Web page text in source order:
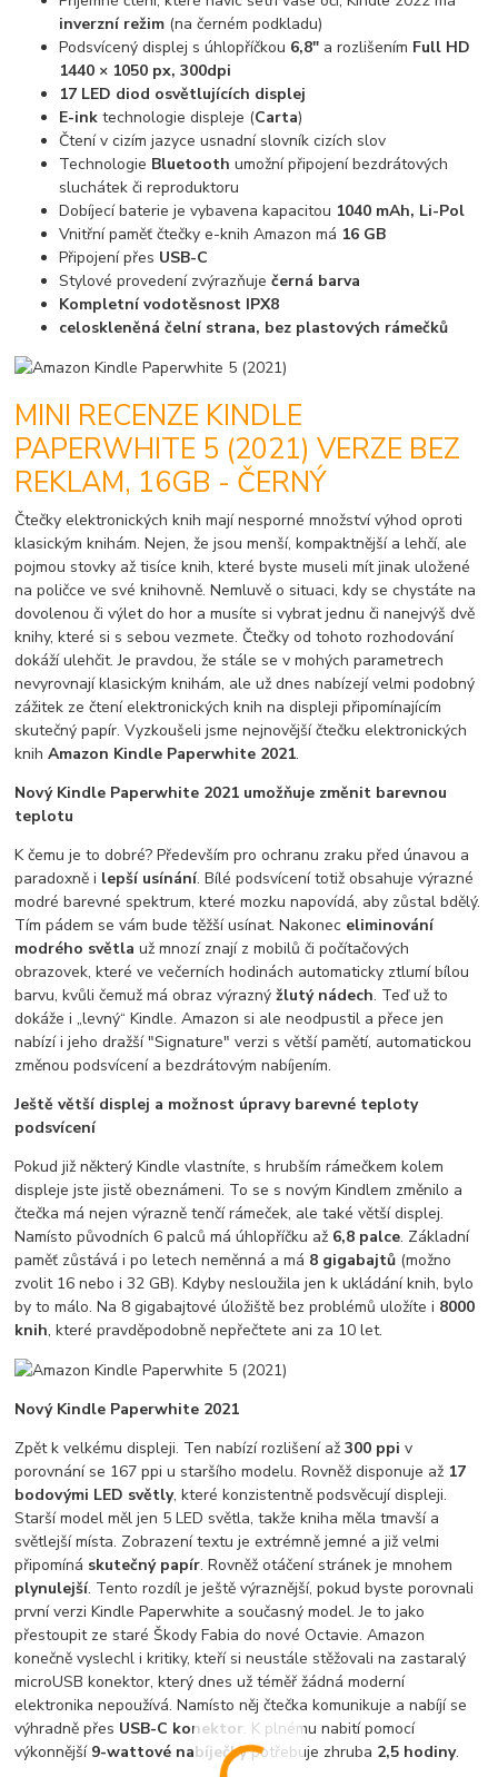
inverzní režim (na černém podkladu)
Podsvícený displej s úhlopříčkou 6,8" a rozlišením Full HD
1440 × 1050 px, 300dpi
17 LED diod osvětlujících displej
E-ink technologie displeje (Carta)
Čtení v cizím jazyce usnadní slovník cizích slov
Technologie Bluetoothumožní připojení bezdrátových
sluchátek či reproduktoru
Dobíjecí baterie je vybavena kapacitou 1040 mAh, Li-Pol
Vnitřní paměť čtečky e-knih Amazon má 16 GB
Připojení přes USB-C
Stylové provedení zvýrazňuječerná barva
Kompletní vodotěsnost IPX8
celoskleněná čelní strana, bez plastových rámečků
MINI RECENZE KINDLE
PAPERWHITE 5 (2021) VERZE BEZ
REKLAM, 16GB - ČERNÝ
Čtečky elektronických knih mají nesporné množství výhod oproti
klasickým knihám. Nejen, že jsou menší, kompaktnější a lehčí, ale
pojmou stovky až tisíce knih, které byste museli mít jinak uložené
na poličce ve své knihovně. Nemluvě o situaci, kdy se chystáte na
dovolenou či výlet do hor a musíte si vybrat jednu či nanejvýš dvě
knihy, které si s sebou vezmete. Čtečky od tohoto rozhodování
dokáží ulehčit. Je pravdou, že stále se v mohých parametrech
nevyrovnají klasickým knihám, ale už dnes nabízejí velmi podobný
zážitek ze čtení elektronických knih na displeji připomínajícím
skutečný papír. Vyzkoušeli jsme nejnovější čtečku elektronických
knihAmazon Kindle Paperwhite 2021.
Nový Kindle Paperwhite 2021 umožňuje změnit barevnou
teplotu
K čemu je to dobré? Především pro ochranu zraku před únavou a
paradoxně i lepší usínání. Bílé podsvícení totiž obsahuje výrazné
modré barevné spektrum, které mozku napovídá, aby zůstal bdělý.
Tím pádem se vám bude těžší usínat. Nakonec eliminování
modrého světlauž mnozí znají z mobilů či počítačových
obrazovek, které ve večerních hodinách automaticky ztlumí bílou
barvu, kvůli čemuž má obraz výraznýžlutý nádech. Teď už to
dokáže i „levný“ Kindle. Amazon si ale neodpustil a přece jen
nabízí i jeho dražší "Signature" verzi s větší pamětí, automatickou
změnou podsvícení a bezdrátovým nabíjením.
Ještě větší displej a možnost úpravy barevné teploty
podsvícení
Pokud již některý Kindle vlastníte, s hrubším rámečkem kolem
displeje jste jistě obeznámeni. To se s novým Kindlem změnilo a
čtečka má nejen výrazně tenčí rámeček, ale také větší displej.
Namísto původních 6 palců má úhlopříčku až 6,8 palce. Základní
paměť zůstává i po letech neměnná a má 8 gigabajtů (možno
zvolit 16 nebo i 32 GB). Kdyby nesloužila jen k ukládání knih, bylo
by to málo. Na 8 gigabajtové úložiště bez problémů uložíte i 8000
knih, které pravděpodobně nepřečtete ani za 10 let.
Nový Kindle Paperwhite 2021
Zpět k velkému displeji. Ten nabízí rozlišení až300 ppi v
porovnání se 167 ppi u staršího modelu. Rovněž disponuje až 17
bodovými LED světly, které konzistentně podsvěcují displeji.
Starší model měl jen 5 LED světla, takže kniha měla tmavší a
světlejší místa. Zobrazení textu je extrémně jemné a již velmi
připomíná skutečný papír. Rovněž otáčení stránek je mnohem
plynulejší. Tento rozdíl je ještě výraznější, pokud byste porovnali
první verzi Kindle Paperwhite a současný model. Je to jako
přestoupit ze staré Škody Fabia do nové Octavie. Amazon
konečně vyslechl i kritiky, kteří si neustále stěžovali na zastaralý
microUSB konektor, který dnes už téměř žádná moderní
elektronika nepoužívá. Namísto něj čtečka komunikuje a nabíjí se
výhradně přes USB-C konektor. K plnému nabití pomocí
výkonnější 9-wattové nabíječkypotřebuje zhruba 2,5 hodiny.